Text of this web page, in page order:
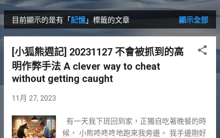
發
表
文
章
目前顯示的是有「 記憶 」標籤的文章 顯示全部
[小狐熊週記] 20231127 不會被抓到的高
明作弊手法 A clever way to cheat
without getting caught
11月 27, 2023
有一天我下班回到家，正獨自吃著晚餐的時
候， 小熊咚咚咚地跑來我旁邊。 我手邊剛好